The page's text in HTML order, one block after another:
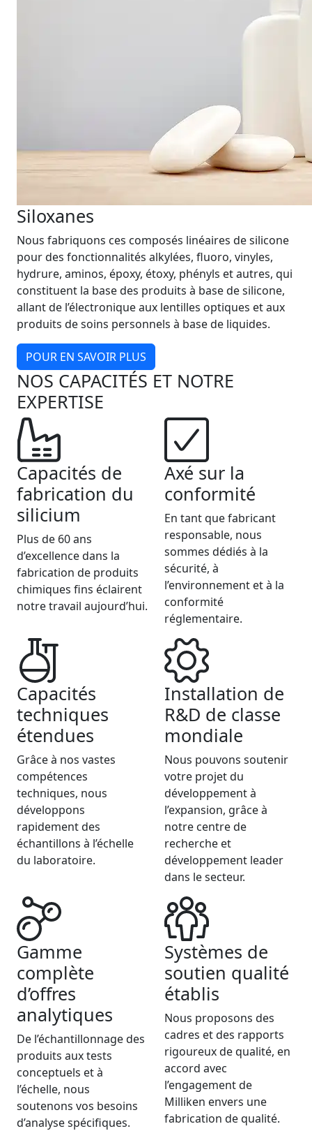
Siloxanes
Nous fabriquons ces composés linéaires de silicone
pour des fonctionnalités alkylées, fluoro, vinyles,
hydrure, aminos, époxy, étoxy, phényls et autres, qui
constituent la base des produits à base de silicone,
allant de l’électronique aux lentilles optiques et aux
produits de soins personnels à base de liquides.
POUR EN SAVOIR PLUS
NOS CAPACITÉS ET NOTRE
EXPERTISE
Capacités de
fabrication du
silicium
Plus de 60 ans
d’excellence dans la
fabrication de produits
chimiques fins éclairent
notre travail aujourd’hui.
Axé sur la
conformité
En tant que fabricant
responsable, nous
sommes dédiés à la
sécurité, à
l’environnement et à la
conformité
réglementaire.
Capacités
techniques
étendues
Grâce à nos vastes
compétences
techniques, nous
développons
rapidement des
échantillons à l’échelle
du laboratoire.
Installation de
R&D de classe
mondiale
Nous pouvons soutenir
votre projet du
développement à
l’expansion, grâce à
notre centre de
recherche et
développement leader
dans le secteur.
Gamme
complète
d’offres
analytiques
De l’échantillonnage des
produits aux tests
conceptuels et à
l’échelle, nous
soutenons vos besoins
d’analyse spécifiques.
Systèmes de
soutien qualité
établis
Nous proposons des
cadres et des rapports
rigoureux de qualité, en
accord avec
l’engagement de
Milliken envers une
fabrication de qualité.